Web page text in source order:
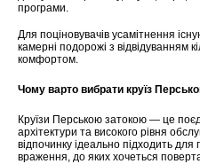
програми.
Для поціновувачів усамітнення
камерні подорожі з відвідуванням
комфортом.
Чому варто вибрати круїз
Круїзи Перською затокою — це
архітектури та високого рівня
відпочинку ідеально підходить
враження, до яких хочеться